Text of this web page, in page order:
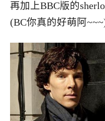
再加上BBC版的
(BC你真的好萌阿